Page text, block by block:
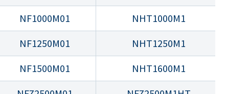
NF1000M01
NHT1000M1
NF1250M01
NHT1250M1
NF1500M01
NHT1600M1